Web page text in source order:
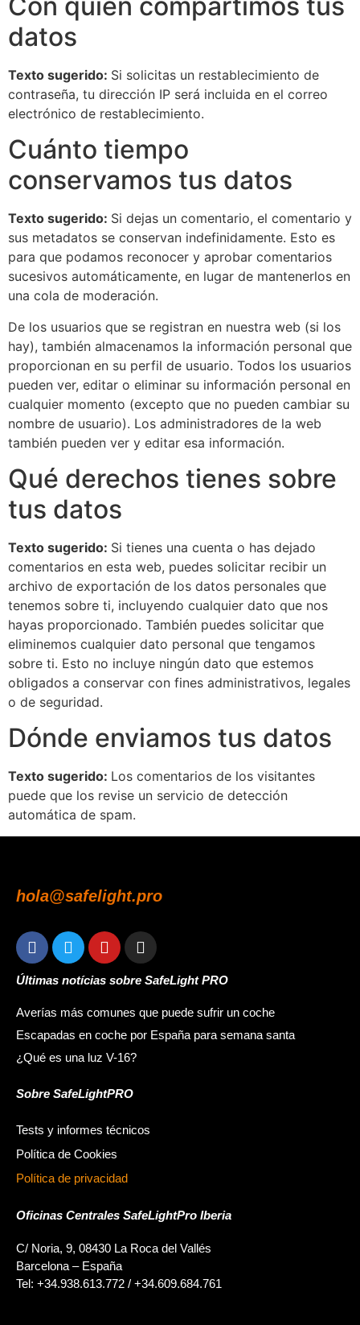
datos
Texto sugerido: Si solicitas un restablecimiento de
contraseña, tu dirección IP será incluida en el correo
electrónico de restablecimiento.
Cuánto tiempo
conservamos tus datos
Texto sugerido: Si dejas un comentario, el comentario y
sus metadatos se conservan indefinidamente. Esto es
para que podamos reconocer y aprobar comentarios
sucesivos automáticamente, en lugar de mantenerlos en
una cola de moderación.
De los usuarios que se registran en nuestra web (si los
hay), también almacenamos la información personal que
proporcionan en su perfil de usuario. Todos los usuarios
pueden ver, editar o eliminar su información personal en
cualquier momento (excepto que no pueden cambiar su
nombre de usuario). Los administradores de la web
también pueden ver y editar esa información.
Qué derechos tienes sobre
tus datos
Texto sugerido: Si tienes una cuenta o has dejado
comentarios en esta web, puedes solicitar recibir un
archivo de exportación de los datos personales que
tenemos sobre ti, incluyendo cualquier dato que nos
hayas proporcionado. También puedes solicitar que
eliminemos cualquier dato personal que tengamos
sobre ti. Esto no incluye ningún dato que estemos
obligados a conservar con fines administrativos, legales
o de seguridad.
Dónde enviamos tus datos
Texto sugerido: Los comentarios de los visitantes
puede que los revise un servicio de detección
automática de spam.
hola@safelight.pro
Últimas notícias sobre SafeLight PRO
Averías más comunes que puede sufrir un coche
Escapadas en coche por España para semana santa
¿Qué es una luz V-16?
Sobre SafeLightPRO
Tests y informes técnicos
Política de Cookies
Política de privacidad
Oficinas Centrales SafeLightPro Iberia
C/ Noria, 9, 08430 La Roca del Vallés
Barcelona – España
Tel: +34.938.613.772 / +34.609.684.761